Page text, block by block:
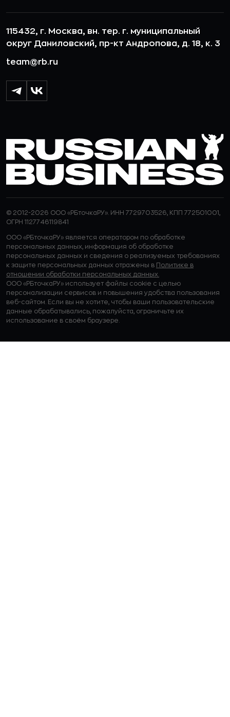
115432, г. Москва, вн. тер. г. муниципальный
округ Даниловский, пр-кт Андропова, д. 18, к. 3
team@rb.ru
© 2012-2026 ООО «РБточкаРУ». ИНН 7729703526, КПП 772501001,
ОГРН 1127746119841
ООО «РБточкаРУ» является оператором по обработке
персональных данных, информация об обработке
персональных данных и сведения о реализуемых требованиях
к защите персональных данных отражены в Политике в
отношении обработки персональных данных.
ООО «РБточкаРУ» использует файлы cookie с целью
персонализации сервисов и повышения удобства пользования
веб-сайтом. Если вы не хотите, чтобы ваши пользовательские
данные обрабатывались, пожалуйста, ограничьте их
использование в своём браузере.